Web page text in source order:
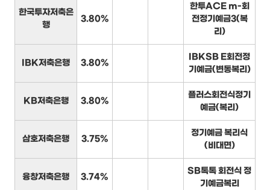
한국투자저축은
행
3.80%
한투ACE m-회
전정기예금3(복
리)
IBK저축은행 3.80%
IBKSB E회전정
기예금(변동복리)
KB저축은행 3.80%
플러스회전식정기
예금(복리)
삼호저축은행 3.75%
정기예금 복리식
(비대면)
융창저축은행 3.74%
SB톡톡 회전식 정
기예금복리